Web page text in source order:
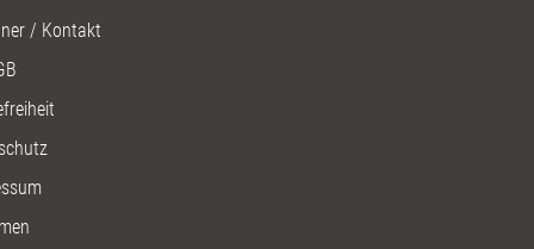
/ Kontakt